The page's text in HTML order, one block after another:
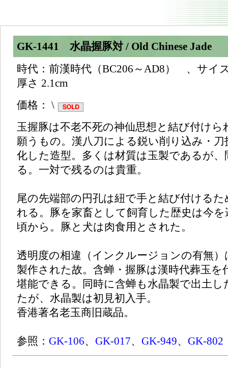
GK-1441 水晶握豚対 / Old Chinese Jade
時代：前漢時代（BC206～AD8） 、サイ
厚さ 2.1cm
価格： \
玉握豚は不老不死の神仙思想と結び付け
願うもの。漢八刀による鋭い削り込み・
化した造型。多くは材質は玉製であるが
る。一対で残るのは貴重。
尾の先端部の円孔は紐で手と結び付ける
れる。豚を家畜として飼育した歴史は今を
頃から。豚と犬は肉食用とされた。
透明度の相違（インクルージョンの有無
製作された故。含蝉・握豚は漢時代葬玉
堪能できる。同時に含蝉も水晶製で出土
たが、水晶製は初見初入手。
香港著名老玉商旧蔵品。
参照： GK-106、 GK-017、 GK-949、 GK-802